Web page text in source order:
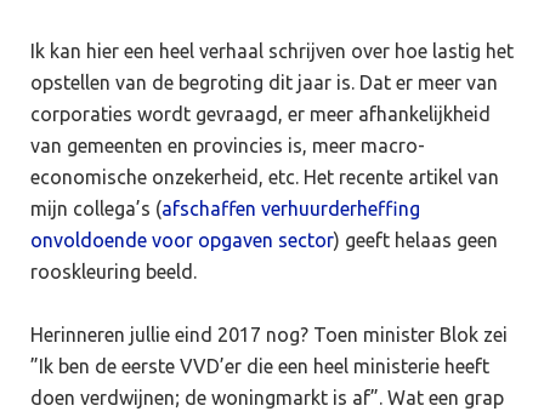
Ik kan hier een heel verhaal schrijven over hoe lastig het
opstellen van de begroting dit jaar is. Dat er meer van
corporaties wordt gevraagd, er meer afhankelijkheid
van gemeenten en provincies is, meer macro-
economische onzekerheid, etc. Het recente artikel van
mijn collega’s (afschaffen verhuurderheffing
onvoldoende voor opgaven sector) geeft helaas geen
rooskleuring beeld.
Herinneren jullie eind 2017 nog? Toen minister Blok zei
”Ik ben de eerste VVD’er die een heel ministerie heeft
doen verdwijnen; de woningmarkt is af”. Wat een grap